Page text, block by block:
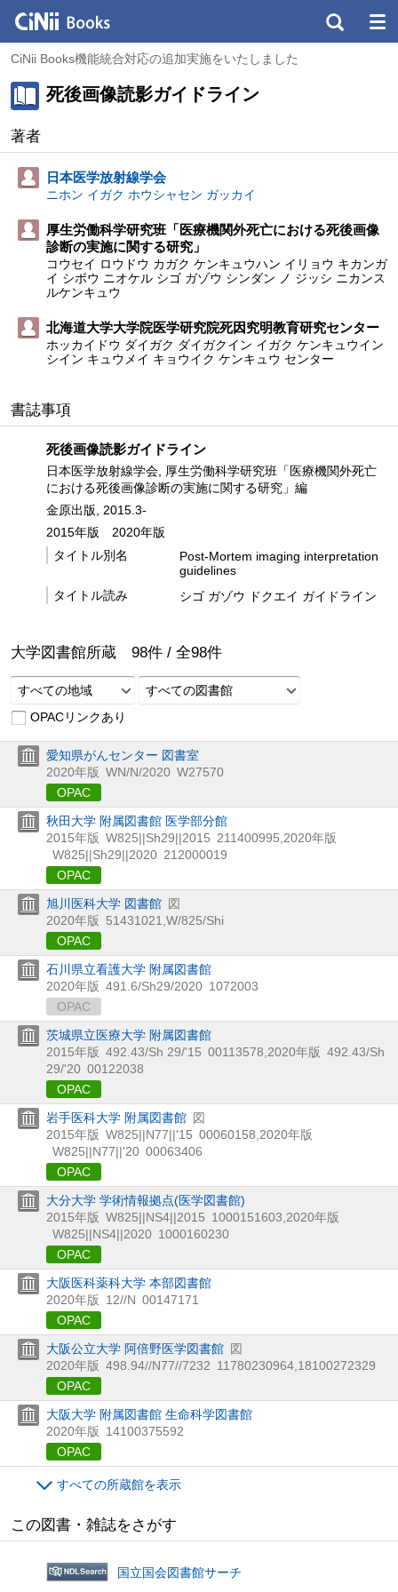
CiNii Books機能統合対応の追加実施をいたしました
死後画像読影ガイドライン
著者
日本医学放射線学会
ニホン イガク ホウシャセン ガッカイ
厚生労働科学研究班「医療機関外死亡における死後画像
診断の実施に関する研究」
コウセイ ロウドウ カガク ケンキュウハン イリョウ キカンガ
イ シボウ ニオケル シゴ ガゾウ シンダン ノ ジッシ ニカンス
ルケンキュウ
北海道大学大学院医学研究院死因究明教育研究センター
ホッカイドウ ダイガク ダイガクイン イガク ケンキュウイン
シイン キュウメイ キョウイク ケンキュウ センター
書誌事項
死後画像読影ガイドライン
日本医学放射線学会, 厚生労働科学研究班「医療機関外死亡
における死後画像診断の実施に関する研究」編
金原出版, 2015.3-
2015年版
2020年版
タイトル別名
Post-Mortem imaging interpretation
guidelines
タイトル読み
シゴ ガゾウ ドクエイ ガイドライン
大学図書館所蔵 98件 / 全98件
すべての地域
すべての図書館
OPACリンクあり
愛知県がんセンター 図書室
2020年版 WN/N/2020 W27570
OPAC
秋田大学 附属図書館 医学部分館
2015年版 W825||Sh29||2015 211400995 2020年版
W825||Sh29||2020 212000019
OPAC
旭川医科大学 図書館 図
2020年版 51431021 W/825/Shi
OPAC
石川県立看護大学 附属図書館
2020年版 491.6/Sh29/2020 1072003
OPAC
茨城県立医療大学 附属図書館
2015年版 492.43/Sh 29/'15 00113578 2020年版 492.43/Sh
29/'20 00122038
OPAC
岩手医科大学 附属図書館 図
2015年版 W825||N77||'15 00060158 2020年版
W825||N77||'20 00063406
OPAC
大分大学 学術情報拠点(医学図書館)
2015年版 W825||NS4||2015 1000151603 2020年版
W825||NS4||2020 1000160230
OPAC
大阪医科薬科大学 本部図書館
2020年版 12//N 00147171
OPAC
大阪公立大学 阿倍野医学図書館 図
2020年版 498.94//N77//7232 11780230964,18100272329
OPAC
大阪大学 附属図書館 生命科学図書館
2020年版 14100375592
OPAC
すべての所蔵館を表示
この図書・雑誌をさがす
国立国会図書館サーチ